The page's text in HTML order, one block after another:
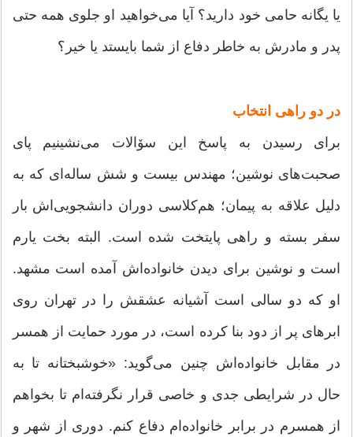
یا یگانه حامی خود دارید؟ آیا می‌خواهید او جلوی همه حتی
پدر و مادرش به خاطر دفاع از شما بایستد یا خیر؟
در دو راهی انتخاب
برای رسیدن به پاسخ این سۆالات می‌نشینیم پای
صحبت‌های نوشین؛ مهندس بیست و شش ساله‌ای که به
دلیل علاقه به پیمان؛ هم‌کلاسی‌ دوران دانشجویی‌اش بار
سفر بسته و راهی پایتخت شده است. البته بخت یارم
است و نوشین برای دیدن خانواده‌اش آمده است مشهد.
او که دو سالی است آشیانه عشقش را در تهران روی
ابرهای پر از دود بنا کرده است، در مورد حمایت از همسر
در مقابل خانواده‌اش چنین می‌گوید: «‌خوشبختانه تا به
حال در شرایطی جدی و خاصی قرار نگرفته‌ام تا بخواهم
از همسرم در برابر خانواده‌ام دفاع کنم. دوری از شهر و